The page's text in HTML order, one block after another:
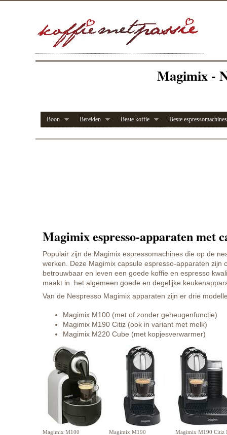
Magimix -
Magimix espresso-apparaten met
Populair zijn de Magimix espressomachines die op de
werken. Deze Magimix capsule espresso-apparaten zijn
betrouwbaar en leven een goede koffie en espresso
maakt in het algemeen goede en degelijke
Van de Nespresso Magimix apparaten zijn er drie
Magimix M100 (met of zonder geheugenfunctie)
Magimix M190 Citiz (ook in variant met melk)
Magimix M220 Cube (met kopjesverwarmer)
Magimix M100 Magimix M190 Magimix M190 Citiz
Boon Bereiden Beste koffie Beste espressomachines